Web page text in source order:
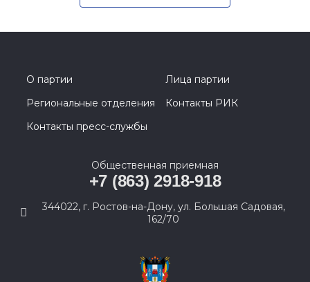
О партии
Лица партии
Региональные отделения
Контакты РИК
Контакты пресс-службы
Общественная приемная
+7 (863) 2918-918
344022, г. Ростов-на-Дону, ул. Большая Садовая,
162/70